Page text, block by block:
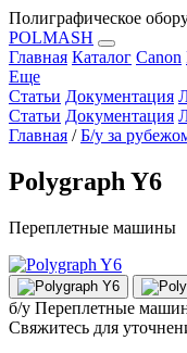
Полиграфическое
POLMASH
Главная Каталог Canon
Еще
Статьи Документация
Статьи Документация
Главная / Б/у за
Polygraph Y6
Переплетные машины
б/у Переплетные
Свяжитесь для